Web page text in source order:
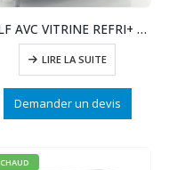
SELF AVC VITRINE REFRI+ RIDEAU DE NUIT+PLAQUE F
LIRE LA SUITE
Demander un devis
CHAUD